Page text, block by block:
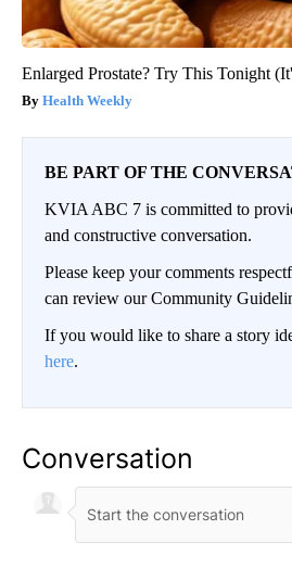
Enlarged Prostate? Try This Tonight
Health Weekly
BE PART OF THE
KVIA ABC 7 is committed to
and constructive conversation.
Please keep your comments
can review our Community
If you would like to share a story
here.
Conversation